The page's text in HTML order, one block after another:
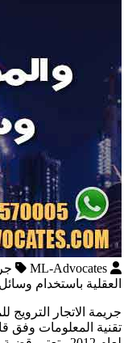
ML-Advocates
العقلية باستخدام
جريمة الاتجار الترويج